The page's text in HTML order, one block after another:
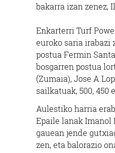
bakarra izan zenez,
Enkarterri Turf
euroko saria irabazi
postua Fermin
bosgarren postua
(Zumaia), Jose
sailkatuak, 500, 450
Aulestiko harria
Epaile lanak Imanol
gauean jende
zen, eta balorazio